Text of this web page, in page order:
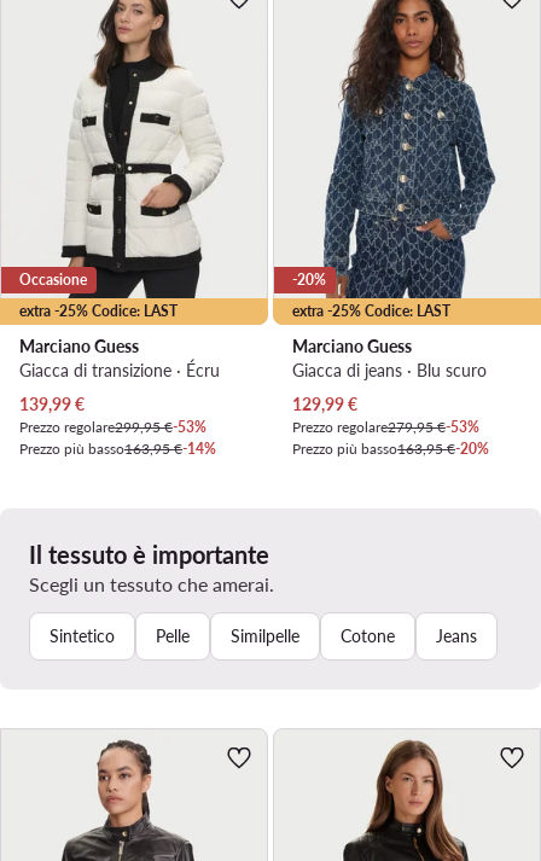
extra -25% Codice: LAST
Occasione
Marciano Guess
Giacca di transizione · Écru
Prezzo attuale
139,99€
Prezzo regolare299,95 €-53%
Prezzo più basso163,95 €-14%
extra -25% Codice: LAST
-20%
Marciano Guess
Giacca di jeans · Blu scuro
Prezzo attuale
129,99€
Prezzo regolare279,95 €-53%
Prezzo più basso163,95 €-20%
Il tessuto è importante
Scegli un tessuto che amerai.
Sintetico Pelle Similpelle Cotone Jeans